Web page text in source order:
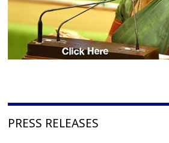
PRESS RELEASES